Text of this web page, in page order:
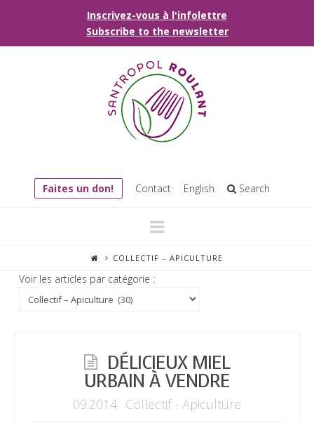
Inscrivez-vous à l'infolettre
Subscribe to the newsletter
Faites un don! Contact English Search
Navigation
COLLECTIF – APICULTURE
Voir les articles par catégorie :
DÉLICIEUX MIEL
URBAIN À VENDRE
09.2014 Collectif - Apiculture